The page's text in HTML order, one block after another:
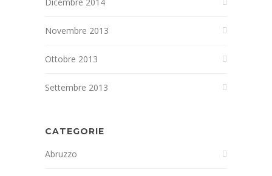
Novembre 2013
Ottobre 2013
Settembre 2013
CATEGORIE
Abruzzo